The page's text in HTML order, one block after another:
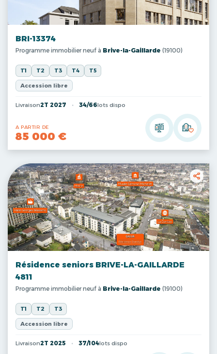
BRI-13374
Programme immobilier neuf à Brive-la-Gaillarde (19100)
T1 T2 T3 T4 T5
Accession libre
Livraison2T 2027 34/66lots dispo
A PARTIR DE
85 000 €
Résidence seniors BRIVE-LA-GAILLARDE
4811
Programme immobilier neuf à Brive-la-Gaillarde (19100)
T1 T2 T3
Accession libre
Livraison2T 2025 37/104lots dispo